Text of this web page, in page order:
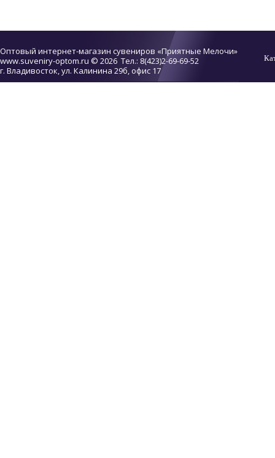
Оптовый интернет-магазин сувениров «Приятные Мелочи»
www.suveniry-optom.ru © 2026 Тел.: 8(423)2-69-69-52
г. Владивосток, ул. Калинина 29б, офис 17